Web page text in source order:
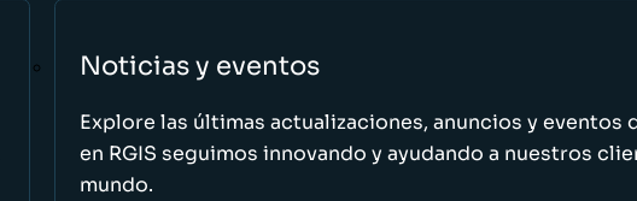
Noticias y eventos
Explore las últimas actualizaciones, anuncios y eventos
en RGIS seguimos innovando y ayudando a nuestros
mundo.